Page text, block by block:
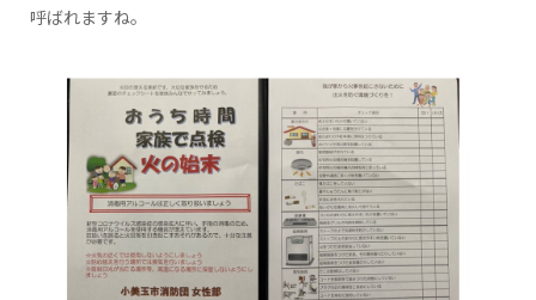
呼ばれますね。